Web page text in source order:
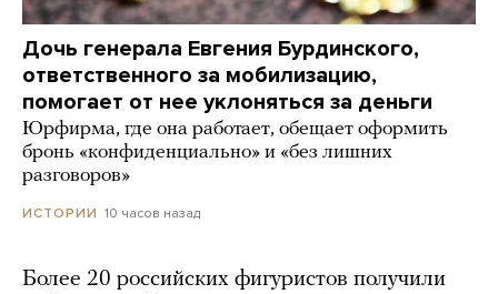
Дочь генерала Евгения Бурдинского,
ответственного за мобилизацию,
помогает от нее уклоняться за деньги
Юрфирма, где она работает, обещает оформить
бронь «конфиденциально» и «без лишних
разговоров»
ИСТОРИИ 10 часов назад
Более 20 российских фигуристов получили